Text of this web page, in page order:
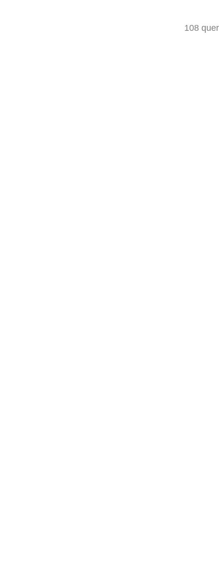
108